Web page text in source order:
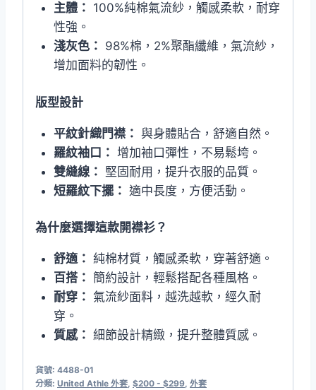
主體： 100%純棉氣流紗，觸感柔軟，耐穿
性強。
淺灰色： 98%棉，2%聚酯纖維，氣流紗，
增加面料的韌性。
版型設計
平紋針織門襟： 與身體貼合，舒適自然。
羅紋袖口： 增加袖口彈性，不易鬆垮。
雙縫線： 堅固耐用，提升衣服的品質。
短羅紋下擺： 適中長度，方便活動。
為什麼選擇這款開襟衫？
舒適： 純棉材質，觸感柔軟，穿著舒適。
百搭： 簡約設計，輕鬆搭配各種風格。
耐穿： 氣流紗面料，越洗越軟，經久耐
穿。
質感： 細節設計精緻，提升整體質感。
貨號: 4488-01
分類: United Athle 外套 $200 - $299 外套